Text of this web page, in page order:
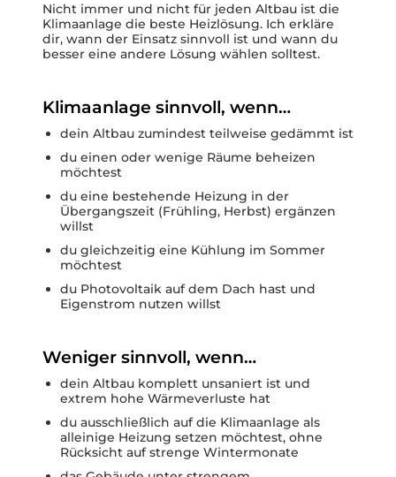
Nicht immer und nicht für jeden Altbau ist die
Klimaanlage die beste Heizlösung. Ich erkläre
dir, wann der Einsatz sinnvoll ist und wann du
besser eine andere Lösung wählen solltest.
Klimaanlage sinnvoll, wenn…
dein Altbau zumindest teilweise gedämmt ist
du einen oder wenige Räume beheizen
möchtest
du eine bestehende Heizung in der
Übergangszeit (Frühling, Herbst) ergänzen
willst
du gleichzeitig eine Kühlung im Sommer
möchtest
du Photovoltaik auf dem Dach hast und
Eigenstrom nutzen willst
Weniger sinnvoll, wenn…
dein Altbau komplett unsaniert ist und
extrem hohe Wärmeverluste hat
du ausschließlich auf die Klimaanlage als
alleinige Heizung setzen möchtest, ohne
Rücksicht auf strenge Wintermonate